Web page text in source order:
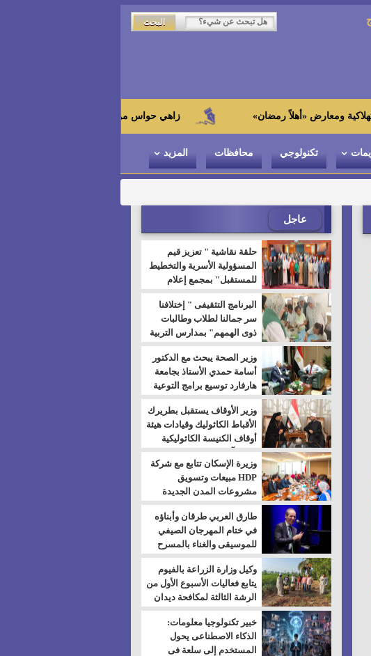
زاهي حواس من الجامعة اليابانية : "توت عنخ آمون" هو
تكنولوجي محافظات المزيد
عاجل
حلقة نقاشية " تعزيز قيم
المسؤولية الأسرية والتخطيط
للمستقبل" بمجمع إعلام
السويس
البرنامج التثقيفى " إختلافنا
سر جمالنا لطلاب وطالبات
ذوى الهمهم" بمدارس التربية
الخاصة بالسويس
وزير الصحة يبحث مع الدكتور
أسامة حمدي الأستاذ بجامعة
هارفارد توسيع برامج التوعية
بمرض السكري
وزير الأوقاف يستقبل بطريرك
الأقباط الكاثوليك وقيادات هيئة
أوقاف الكنيسة الكاثوليكية
لبحث آفاق التعاون المشترك
وزيرة الإسكان تتابع مع شركة
HDP مبيعات وتسويق
مشروعات المدن الجديدة
طارق العربي طرقان وأبناؤه
في ختام المهرجان الصيفي
للموسيقى والغناء بالمسرح
المكشوف
وكيل وزارة الزراعة بالفيوم
يتابع فعاليات الأسبوع الأول من
الرشة الثالثة لمكافحة ديدان
اللوز للقطن
خبير تكنولوجيا معلومات:
الذكاء الاصطناعى يحول
المستخدم إلى سلعة فى